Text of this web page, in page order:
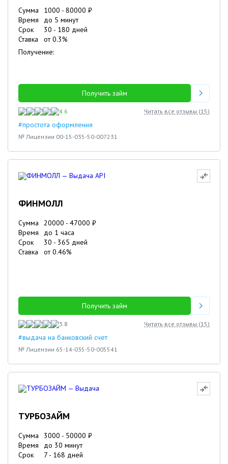
Сумма 1000 - 80000 ₽
Время
до 5 минут
Срок
30 - 180 дней
Ставка
от0.3%
Получение:
Получить займ
4.6 Читать все отзывы (15)
#простота оформления
№ Лицензии 00-15-035-50-007231
ФИНМОЛЛ
Сумма 20000 - 47000 ₽
Время
до 1 часа
Срок
30 - 365 дней
Ставка
от0.46%
Получить займ
3.8 Читать все отзывы (15)
#выдача на банковский счет
№ Лицензии 65-14-035-50-005541
ТУРБОЗАЙМ
Сумма 3000 - 50000 ₽
Время
до 30 минут
Срок
7 - 168 дней